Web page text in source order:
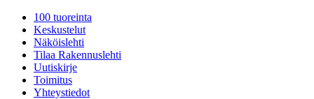
100 tuoreinta
Keskustelut
Näköislehti
Tilaa Rakennuslehti
Uutiskirje
Toimitus
Yhteystiedot